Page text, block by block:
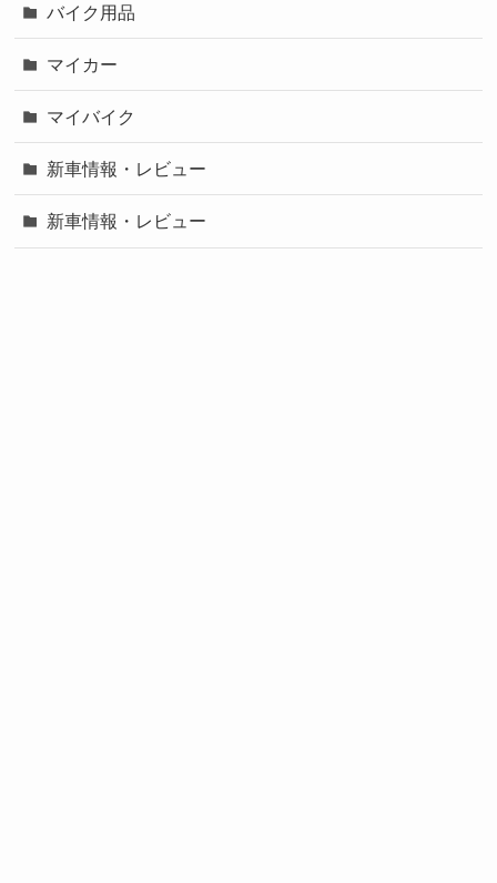
バイク用品
マイカー
マイバイク
新車情報・レビュー
新車情報・レビュー